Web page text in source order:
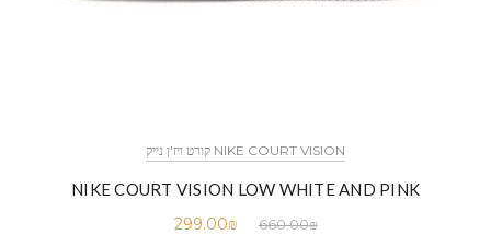
NIKE COURT VISION קורט ויז'ן נייק
NIKE COURT VISION LOW WHITE AND PINK
660.00₪
299.00₪